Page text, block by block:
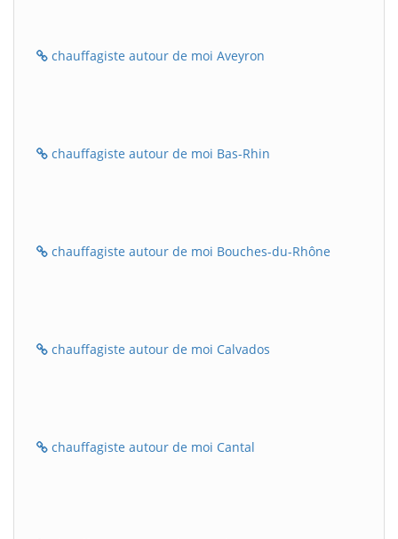
chauffagiste autour de moi Aveyron
chauffagiste autour de moi Bas-Rhin
chauffagiste autour de moi Bouches-du-Rhône
chauffagiste autour de moi Calvados
chauffagiste autour de moi Cantal